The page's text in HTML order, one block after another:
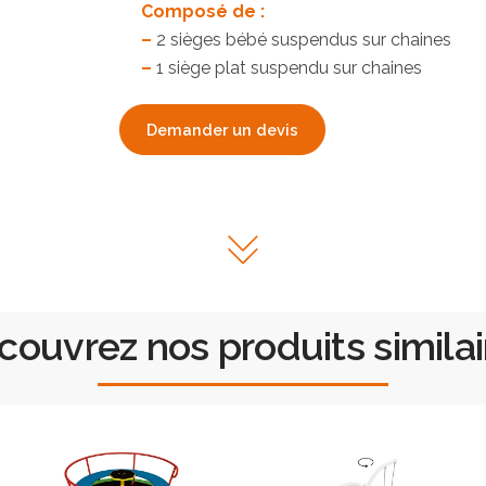
Composé de :
– 2 sièges bébé suspendus sur chaines
– 1 siège plat suspendu sur chaines
Demander un devis
nos produits